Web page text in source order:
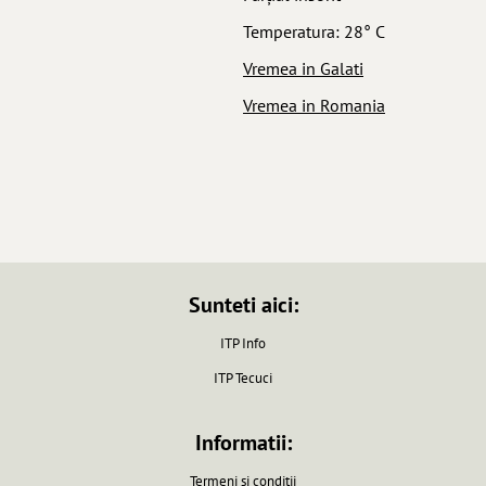
Temperatura: 28° C
Vremea in Galati
Vremea in Romania
Sunteti aici:
ITP Info
ITP Tecuci
Informatii:
Termeni si conditii